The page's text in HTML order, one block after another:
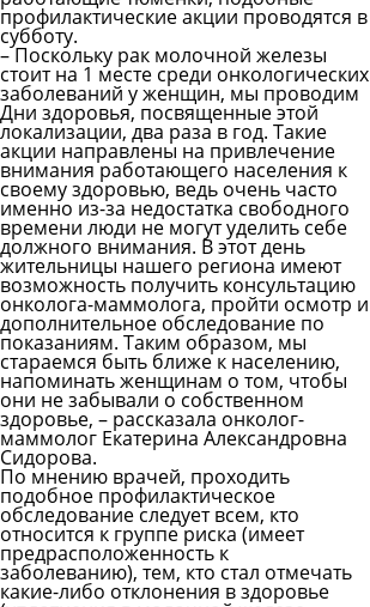
профилактические акции проводятся в
субботу.
– Поскольку рак молочной железы
стоит на 1 месте среди онкологических
заболеваний у женщин, мы проводим
Дни здоровья, посвященные этой
локализации, два раза в год. Такие
акции направлены на привлечение
внимания работающего населения к
своему здоровью, ведь очень часто
именно из-за недостатка свободного
времени люди не могут уделить себе
должного внимания. В этот день
жительницы нашего региона имеют
возможность получить консультацию
онколога-маммолога, пройти осмотр и
дополнительное обследование по
показаниям. Таким образом, мы
стараемся быть ближе к населению,
напоминать женщинам о том, чтобы
они не забывали о собственном
здоровье, – рассказала онколог-
маммолог Екатерина Александровна
Сидорова.
По мнению врачей, проходить
подобное профилактическое
обследование следует всем, кто
относится к группе риска (имеет
предрасположенность к
заболеванию), тем, кто стал отмечать
какие-либо отклонения в здоровье